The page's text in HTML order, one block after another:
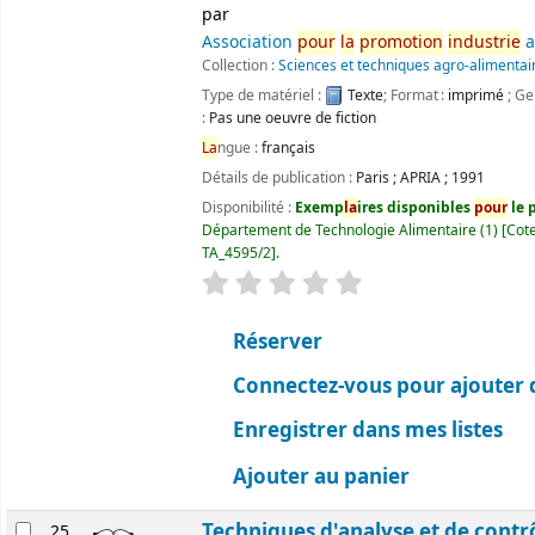
par
Association pour la promotion industrie
Collection :Sciences et techniques agro-
Type de matériel :
Texte; Format : imprimé;
: Pas une oeuvre de fiction
Langue :français
Détails de publication : Paris ;APRIA; 1991
Disponibilité : Exemplaires disponibles pourle
Département de Technologie Alimentaire(1)
TA_4595/2 .
évaluation
Réserver
Connectez-vous pour ajouter
Enregistrer dans mes listes
Ajouter au panier